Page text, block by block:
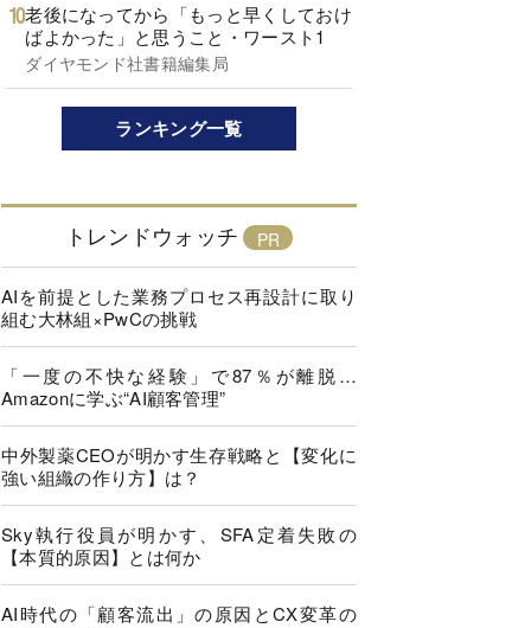
老後になってから「もっと早くしておけ
ばよかった」と思うこと・ワースト1
ダイヤモンド社書籍編集局
ランキング一覧
トレンドウォッチ
AIを前提とした業務プロセス再設計に取り
組む大林組×PwCの挑戦
「一度の不快な経験」で87％が離脱…
Amazonに学ぶ“AI顧客管理”
中外製薬CEOが明かす生存戦略と【変化に
強い組織の作り方】は？
Sky執行役員が明かす、SFA定着失敗の
【本質的原因】とは何か
AI時代の「顧客流出」の原因とCX変革の